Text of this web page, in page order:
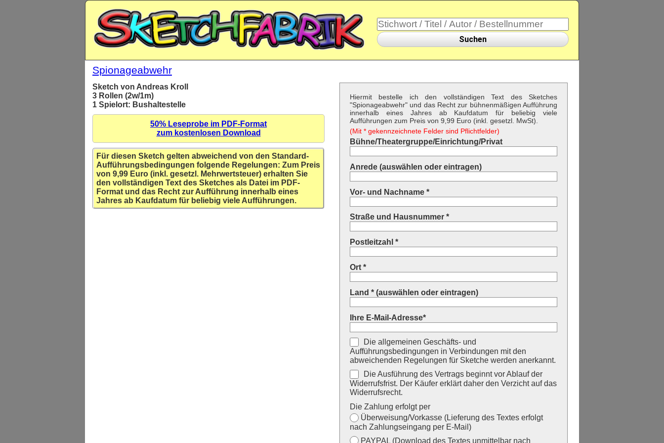
Suchen
Spionageabwehr
Sketch von Andreas Kroll
3 Rollen (2w/1m)
1 Spielort: Bushaltestelle
50% Leseprobe im PDF-Format
zum kostenlosen Download
Für diesen Sketch gelten abweichend von den Standard-
Aufführungsbedingungen folgende Regelungen: Zum Preis
von 9,99 Euro (inkl. gesetzl. Mehrwertsteuer) erhalten Sie
den vollständigen Text des Sketches als Datei im PDF-
Format und das Recht zur Aufführung innerhalb eines
Jahres ab Kaufdatum für beliebig viele Aufführungen.
Hiermit bestelle ich den vollständigen Text des Sketches
"Spionageabwehr" und das Recht zur bühnenmäßigen Aufführung
innerhalb eines Jahres ab Kaufdatum für beliebig viele
Aufführungen zum Preis von 9,99 Euro (inkl. gesetzl. MwSt).
(Mit * gekennzeichnete Felder sind Pflichtfelder)
Bühne/Theatergruppe/Einrichtung/Privat
Anrede (auswählen oder eintragen)
Vor- und Nachname *
Straße und Hausnummer *
Postleitzahl *
Ort *
Land * (auswählen oder eintragen)
Ihre E-Mail-Adresse*
Die allgemeinen Geschäfts- und
Aufführungsbedingungen in Verbindungen mit den
abweichenden Regelungen für Sketche werden anerkannt.
Die Ausführung des Vertrags beginnt vor Ablauf der
Widerrufsfrist. Der Käufer erklärt daher den Verzicht auf das
Widerrufsrecht.
Die Zahlung erfolgt per
Überweisung/Vorkasse (Lieferung des Textes erfolgt
nach Zahlungseingang per E-Mail)
PAYPAL (Download des Textes unmittelbar nach